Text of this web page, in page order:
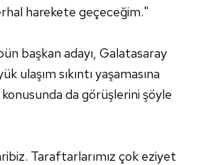
harekete geçeceğim."
başkan adayı, Galatasaray
ulaşım sıkıntı yaşamasına
da görüşlerini şöyle
Taraftarlarımız çok eziyet